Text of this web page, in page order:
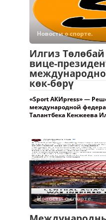
Новости о спорте.
Илгиз
вице-
көк-бөрү
«Sport АКИpress» —
международной
Новости о спорте.